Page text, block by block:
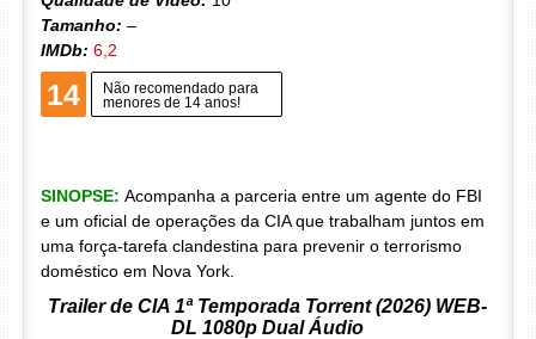
Tamanho: –
IMDb: 6,2
14
Não recomendado para
menores de 14 anos!
SINOPSE: Acompanha a parceria entre um agente do FBI
e um oficial de operações da CIA que trabalham juntos em
uma força-tarefa clandestina para prevenir o terrorismo
doméstico em Nova York.
Trailer de CIA 1ª Temporada Torrent (2026) WEB-
DL 1080p Dual Áudio